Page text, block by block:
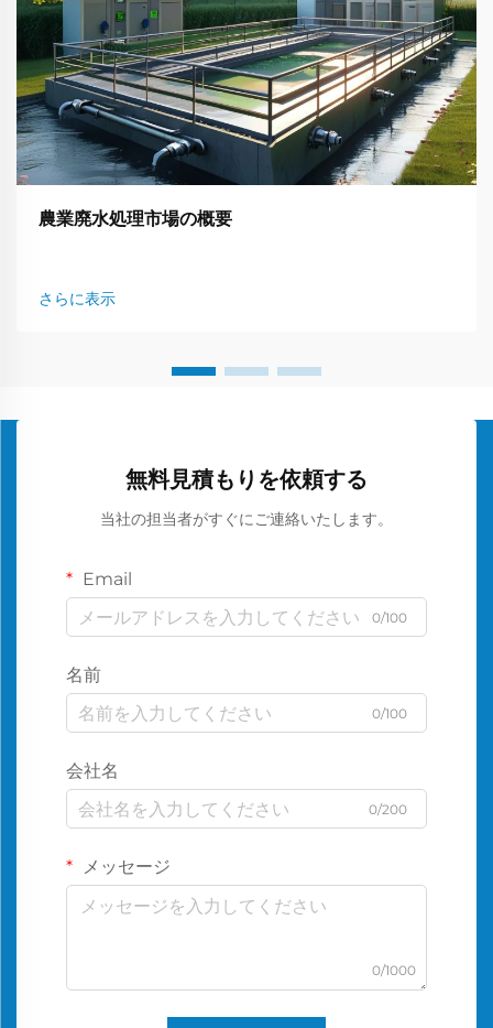
農業廃水処理市場の概要
さらに表示
無料見積もりを依頼する
当社の担当者がすぐにご連絡いたします。
Email
0/100
名前
0/100
会社名
0/200
メッセージ
0/1000